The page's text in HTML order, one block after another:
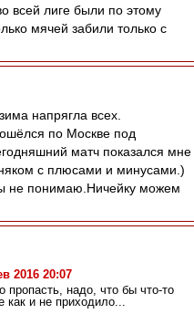
всей лиге были по этому
мячей забили только с
напрягла всех.
по Москве под
матч показался мне
с плюсами и минусами.)
не понимаю.Ничейку можем
2016 20:07
пропасть, надо, что бы что-то
как и не приходило...